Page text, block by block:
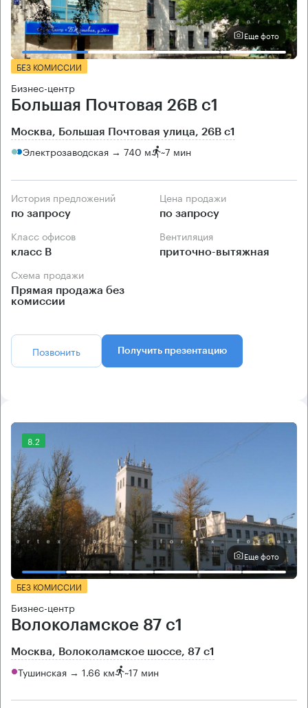
Еще фото
БЕЗ КОМИССИИ
Бизнес-центр
Большая Почтовая 26В с1
Москва, Большая Почтовая улица, 26В с1
Электрозаводская → 740 м ~7 мин
История предложений
по запросу
Цена продажи
по запросу
Класс офисов
класс B
Вентиляция
приточно-вытяжная
Схема продажи
Прямая продажа без
комиссии
Позвонить Получить презентацию
8.2
Еще фото
БЕЗ КОМИССИИ
Бизнес-центр
Волоколамское 87 с1
Москва, Волоколамское шоссе, 87 с1
Тушинская → 1.66 км ~17 мин